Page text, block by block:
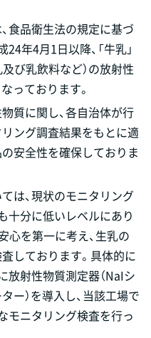
食品衛生法の規定に基づ
年4月1日以降、「牛乳」
び乳飲料など）の放射性
っております。
質に関し、各自治体が行
ング調査結果をもとに適
安全性を確保しておりま
は、現状のモニタリング
十分に低いレベルにあり
心を第一に考え、生乳の
しております。具体的に
放射性物質測定器（NaIシ
ー）を導入し、当該工場で
モニタリング検査を行っ